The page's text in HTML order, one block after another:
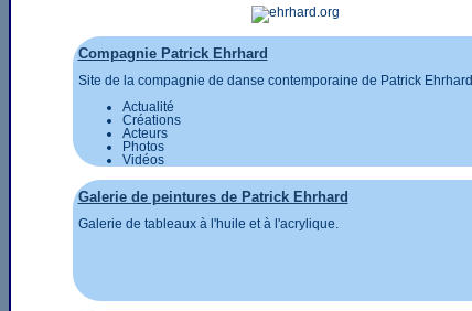
Compagnie Patrick Ehrhard
Site de la compagnie de danse contemporaine de Patrick Ehrhard
Actualité
Créations
Acteurs
Photos
Vidéos
Galerie de peintures de Patrick Ehrhard
Galerie de tableaux à l'huile et à l'acrylique.